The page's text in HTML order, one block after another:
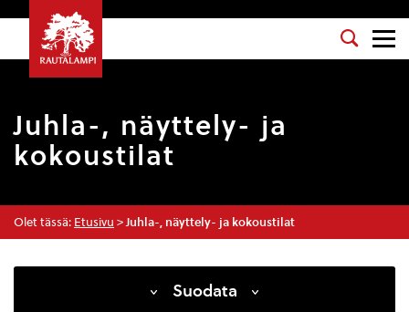
Juhla-, näyttely- ja
kokoustilat
Olet tässä: Etusivu >Juhla-, näyttely- ja kokoustilat
Suodata